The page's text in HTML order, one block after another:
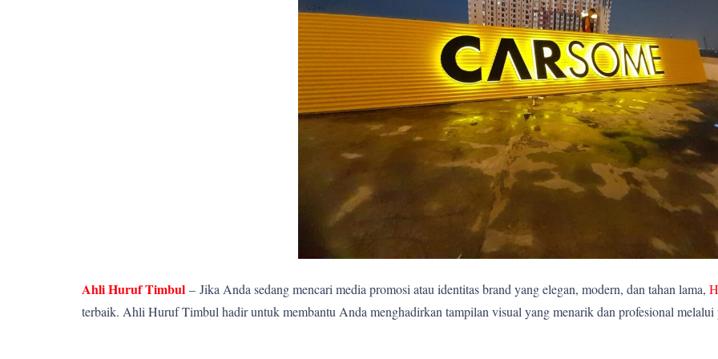
Ahli Huruf Timbul – Jika Anda sedang mencari media promosi atau identitas brand yang elegan, modern, dan tahan lama,
terbaik. Ahli Huruf Timbul hadir untuk membantu Anda menghadirkan tampilan visual yang menarik dan profesional